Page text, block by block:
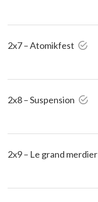
2x7 – Atomikfest
2x8 – Suspension
2x9 – Le grand merdier